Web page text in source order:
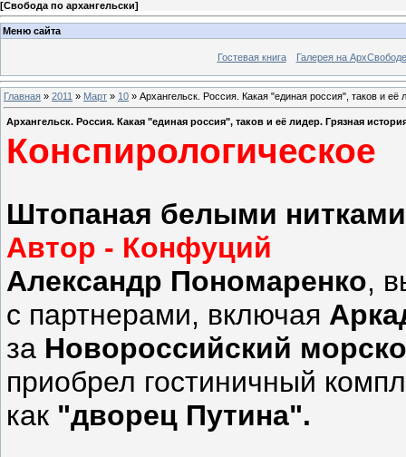
[Свобода по архангельски]
Меню сайта
Гостевая книга Галерея на АрхСвободе
Главная » 2011 » Март » 10 » Архангельск. Россия. Какая "единая россия", таков и
Архангельск. Россия. Какая "единая россия", таков и её лидер. Грязная
Конспирологическое
Штопаная белыми
Автор - Конфуций
Александр Пономаренко,
с партнерами, включая
за Новороссийский
приобрел гостиничный
как "дворец Путина".